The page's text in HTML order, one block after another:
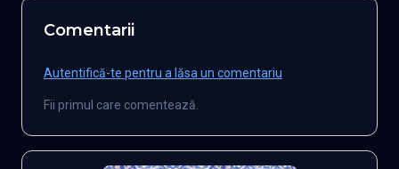
Comentarii
Autentifică-te pentru a lăsa un comentariu
Fii primul care comentează.